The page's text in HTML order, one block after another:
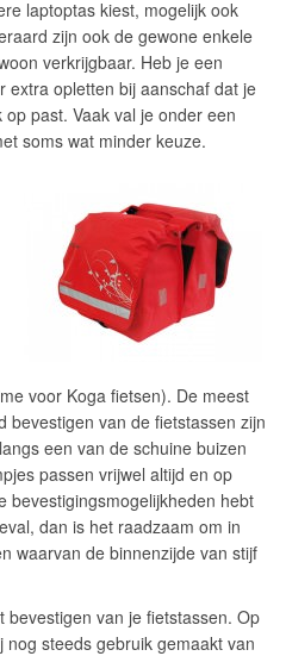
laptoptas kiest, mogelijk ook
zijn ook de gewone enkele
verkrijgbaar. Heb je een
extra opletten bij aanschaf dat je
past. Vaak val je onder een
soms wat minder keuze.
voor Koga fietsen). De meest
bevestigen van de fietstassen zijn
een van de schuine buizen
passen vrijwel altijd en op
bevestigingsmogelijkheden hebt
dan is het raadzaam om in
waarvan de binnenzijde van stijf
bevestigen van je fietstassen. Op
steeds gebruik gemaakt van